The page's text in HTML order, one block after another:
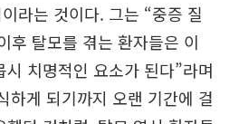
라는 것이다. 그는 “중증 질
후 탈모를 겪는 환자들은 이
치명적인 요소가 된다”라며
하게 되기까지 오랜 기간에 걸